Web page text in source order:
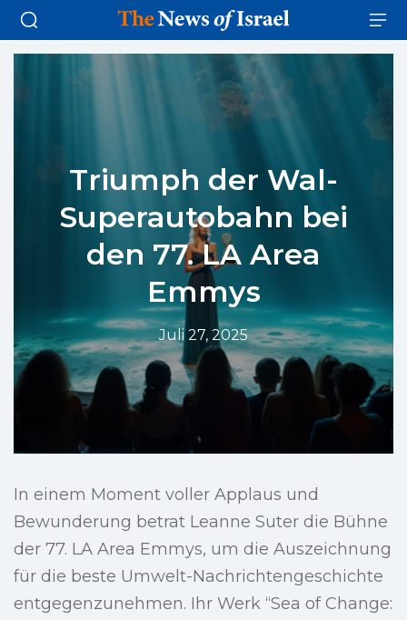
Triumph der Wal-
Superautobahn bei
den 77. LA Area
Emmys
Juli 27, 2025
In einem Moment voller Applaus und
Bewunderung betrat Leanne Suter die Bühne
der 77. LA Area Emmys, um die Auszeichnung
für die beste Umwelt-Nachrichtengeschichte
entgegenzunehmen. Ihr Werk “Sea of Change: